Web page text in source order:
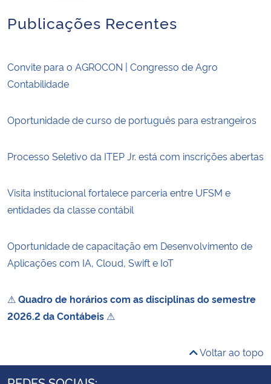
Publicações Recentes
Convite para o AGROCON | Congresso de Agro
Contabilidade
Oportunidade de curso de português para estrangeiros
Processo Seletivo da ITEP Jr. está com inscrições abertas
Visita institucional fortalece parceria entre UFSM e
entidades da classe contábil
Oportunidade de capacitação em Desenvolvimento de
Aplicações com IA, Cloud, Swift e IoT
⚠ Quadro de horários com as disciplinas do semestre
2026.2 da Contábeis ⚠
Voltar ao topo